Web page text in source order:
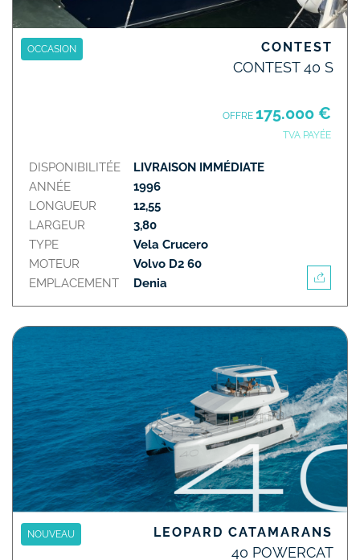
OCCASION CONTEST
CONTEST 40 S
OFFRE 175.000 €
TVA PAYÉE
DISPONIBILITÉE
ANNÉE
LONGUEUR
LARGEUR
TYPE
MOTEUR
EMPLACEMENT
LIVRAISON IMMÉDIATE
1996
12,55
3,80
Vela Crucero
Volvo D2 60
Denia
NOUVEAU LEOPARD CATAMARANS
40 POWERCAT